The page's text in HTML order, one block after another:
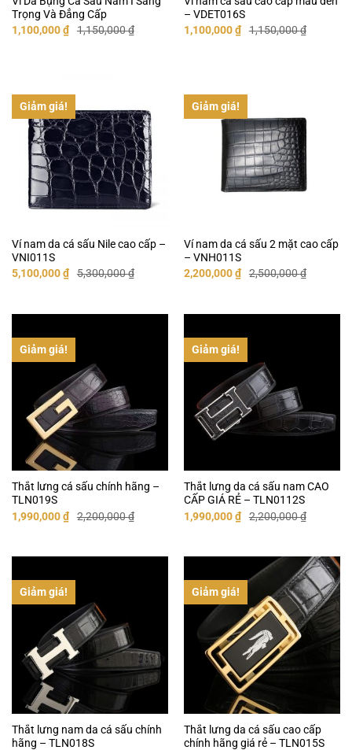
Trọng Và Đẳng Cấp
1,150,000₫
Giá
gốc
1,100,000₫Giá
hiện
– VDET016S
1,150,000₫
Giá
gốc
1,100,000₫Giá
hiện
Giảm giá!
Ví nam da cá sấu Nile cao cấp –
VNI011S
5,300,000₫
Giá
gốc
5,100,000₫Giá
hiện
5,100,000 ₫.
Giảm giá!
Ví nam da cá sấu 2 mặt cao cấp
– VNH011S
2,500,000₫
Giá
gốc
2,200,000₫Giá
hiện
2,200,000 ₫.
Giảm giá!
Thắt lưng cá sấu chính hãng –
TLN019S
2,200,000₫
Giá
gốc
1,990,000₫Giá
hiện
1,990,000 ₫.
Giảm giá!
Thắt lưng da cá sấu nam CAO
CẤP GIÁ RẺ – TLN0112S
2,200,000₫
Giá
gốc
1,990,000₫Giá
hiện
1,990,000 ₫.
Giảm giá!
Thắt lưng nam da cá sấu chính
hãng – TLN018S
Giảm giá!
Thắt lưng da cá sấu cao cấp
chính hãng giá rẻ – TLN015S